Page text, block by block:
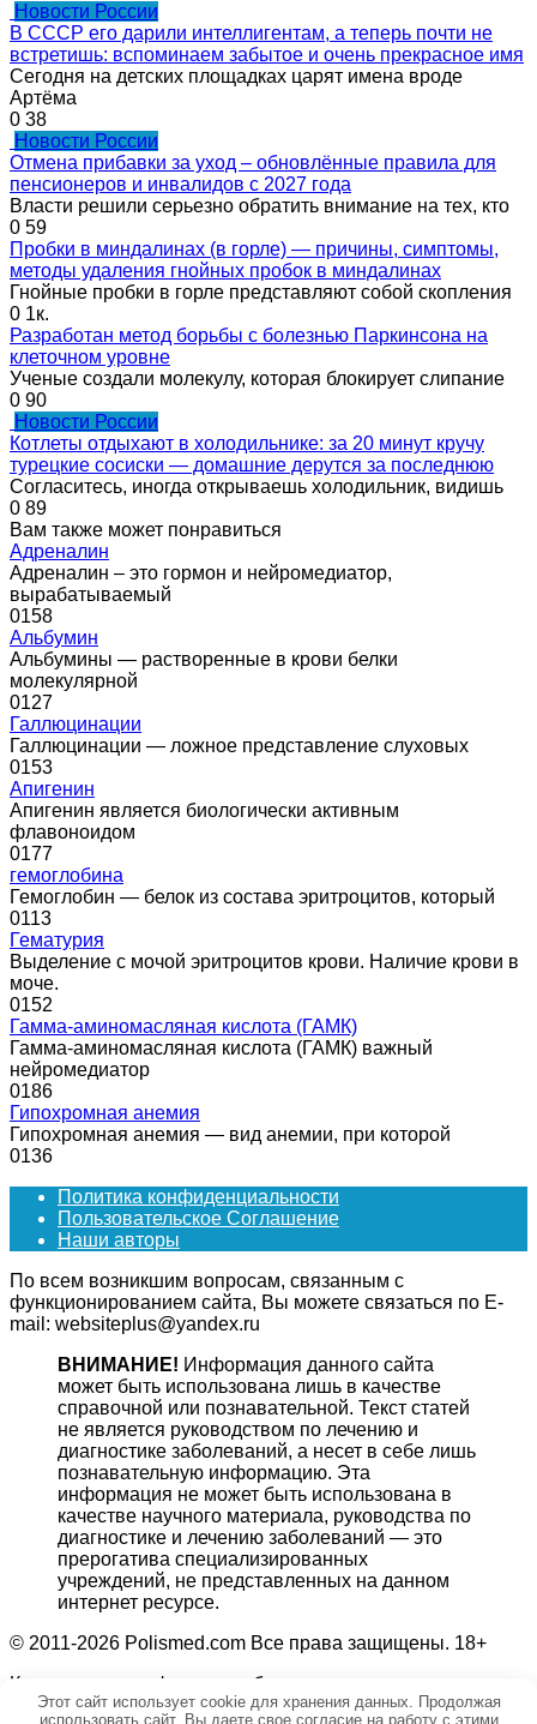
Новости России
В СССР его дарили интеллигентам, а теперь почти не
встретишь: вспоминаем забытое и очень прекрасное имя
Сегодня на детских площадках царят имена вроде
Артёма
0 38
Новости России
Отмена прибавки за уход – обновлённые правила для
пенсионеров и инвалидов с 2027 года
Власти решили серьезно обратить внимание на тех, кто
0 59
Пробки в миндалинах (в горле) — причины, симптомы,
методы удаления гнойных пробок в миндалинах
Гнойные пробки в горле представляют собой скопления
0 1к.
Разработан метод борьбы с болезнью Паркинсона на
клеточном уровне
Ученые создали молекулу, которая блокирует слипание
0 90
Новости России
Котлеты отдыхают в холодильнике: за 20 минут кручу
турецкие сосиски — домашние дерутся за последнюю
Согласитесь, иногда открываешь холодильник, видишь
0 89
Вам также может понравиться
Адреналин
Адреналин – это гормон и нейромедиатор,
вырабатываемый
0158
Альбумин
Альбумины — растворенные в крови белки
молекулярной
0127
Галлюцинации
Галлюцинации — ложное представление слуховых
0153
Апигенин
Апигенин является биологически активным
флавоноидом
0177
гемоглобина
Гемоглобин — белок из состава эритроцитов, который
0113
Гематурия
Выделение с мочой эритроцитов крови. Наличие крови в
моче.
0152
Гамма-аминомасляная кислота (ГАМК)
Гамма-аминомасляная кислота (ГАМК) важный
нейромедиатор
0186
Гипохромная анемия
Гипохромная анемия — вид анемии, при которой
0136
Политика конфиденциальности
Пользовательское Соглашение
Наши авторы
По всем возникшим вопросам, связанным с
функционированием сайта, Вы можете связаться по E-
mail: websiteplus@yandex.ru
ВНИМАНИЕ! Информация данного сайта
может быть использована лишь в качестве
справочной или познавательной. Текст статей
не является руководством по лечению и
диагностике заболеваний, а несет в себе лишь
познавательную информацию. Эта
информация не может быть использована в
качестве научного материала, руководства по
диагностике и лечению заболеваний — это
прерогатива специализированных
учреждений, не представленных на данном
интернет ресурсе.
© 2011-2026 Polismed.com Все права защищены. 18+
Копирование информации без гиперссылки на источник
запрещено.
Этот сайт использует cookie для хранения данных. Продолжая
использовать сайт, Вы даете свое согласие на работу с этими